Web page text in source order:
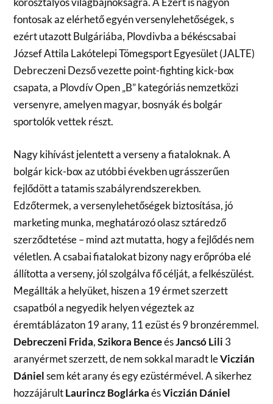
fontosak az elérhető egyén versenylehetőségek, s
ezért utazott Bulgáriába, Plovdivba a békéscsabai
József Attila Lakótelepi Tömegsport Egyesület (JALTE)
Debreczeni Dezső vezette point-fighting kick-box
csapata, a Plovdív Open „B” kategóriás nemzetközi
versenyre, amelyen magyar, bosnyák és bolgár
sportolók vettek részt.
Nagy kihívást jelentett a verseny a fiataloknak. A
bolgár kick-box az utóbbi években ugrásszerűen
fejlődött a tatamis szabályrendszerekben.
Edzőtermek, a versenylehetőségek biztosítása, jó
marketing munka, meghatározó olasz sztáredző
szerződtetése – mind azt mutatta, hogy a fejlődés nem
véletlen. A csabai fiatalokat bizony nagy erőpróba elé
állította a verseny, jól szolgálva fő célját, a felkészülést.
Megállták a helyüket, hiszen a 19 érmet szerzett
csapatból a negyedik helyen végeztek az
éremtáblázaton 19 arany, 11 ezüst és 9 bronzéremmel.
Debreczeni Frida,Szikora BenceésJancsó Lili 3
aranyérmet szerzett, de nem sokkal maradt leViczián
Dánielsem két arany és egy ezüstérmével. A sikerhez
hozzájárultLaurincz BoglárkaésViczián Dániel